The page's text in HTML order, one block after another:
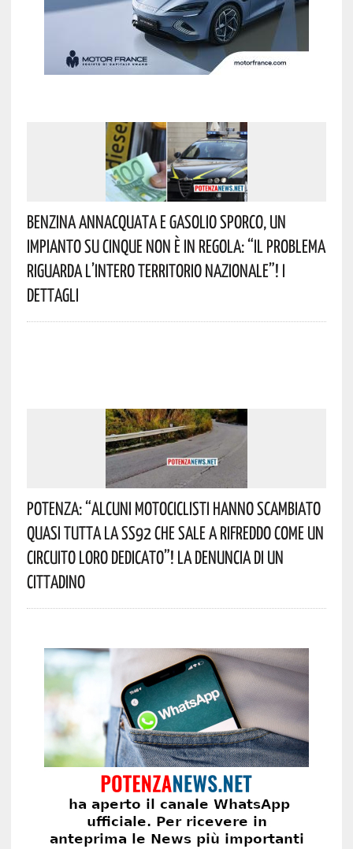
Benzina Annacquata E Gasolio Sporco, Un
Impianto Su Cinque Non È In Regola: “il Problema
Riguarda L’intero Territorio Nazionale”! I
Dettagli
Potenza: “alcuni Motociclisti Hanno Scambiato
Quasi Tutta La SS92 Che Sale A Rifreddo Come Un
Circuito Loro Dedicato”! La Denuncia Di Un
Cittadino